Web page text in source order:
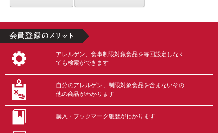
アレルゲン、食事制限対象食品を毎回設定しなく
ても検索ができます
自分のアレルゲン、制限対象食品を含まないその
他の商品がわかります
購入・ブックマーク履歴がわかります